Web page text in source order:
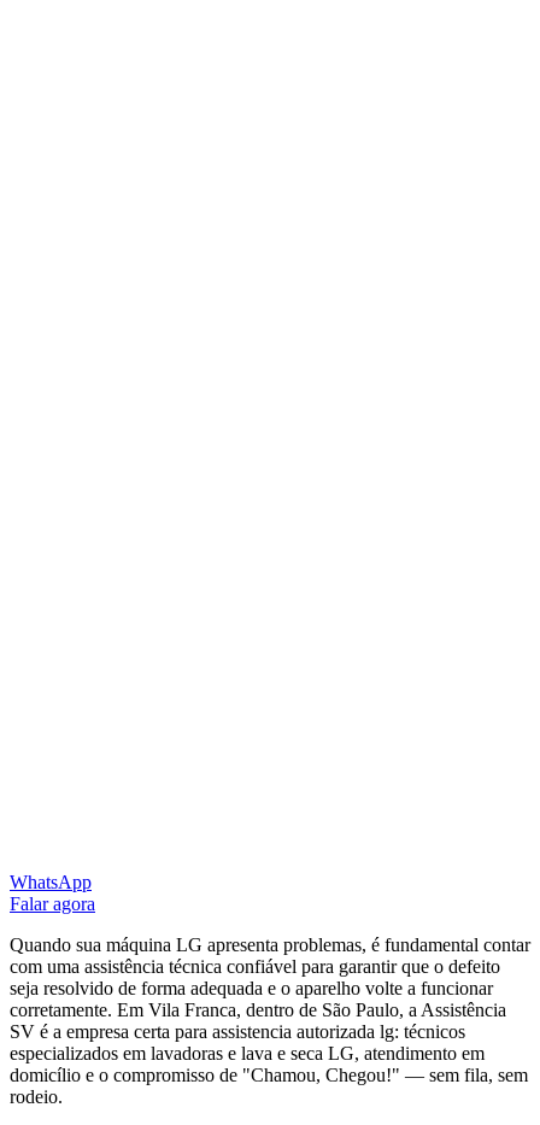
WhatsApp
Falar agora
Quando sua máquina LG apresenta problemas, é fundamental contar
com uma assistência técnica confiável para garantir que o defeito
seja resolvido de forma adequada e o aparelho volte a funcionar
corretamente. Em Vila Franca, dentro de São Paulo, a Assistência
SV é a empresa certa para assistencia autorizada lg: técnicos
especializados em lavadoras e lava e seca LG, atendimento em
domicílio e o compromisso de "Chamou, Chegou!" — sem fila, sem
rodeio.